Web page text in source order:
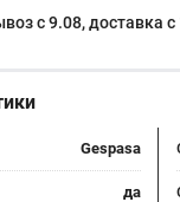
с 9.08, доставка c
Gespasa
да